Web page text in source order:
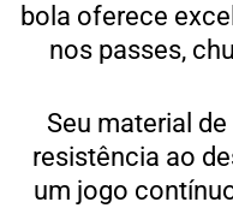
bola oferece
nos passes,
Seu material
resistência ao
um jogo